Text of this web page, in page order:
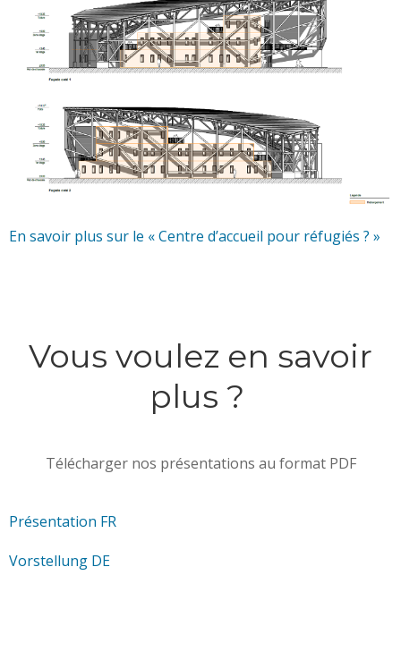
En savoir plus sur le « Centre d’accueil pour réfugiés ? »
Vous voulez en savoir
plus ?
Télécharger nos présentations au format PDF
Présentation FR
Vorstellung DE